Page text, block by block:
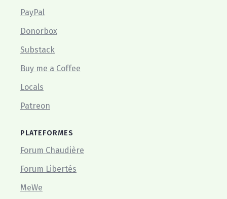
PayPal
Donorbox
Substack
Buy me a Coffee
Locals
Patreon
PLATEFORMES
Forum Chaudière
Forum Libertés
MeWe